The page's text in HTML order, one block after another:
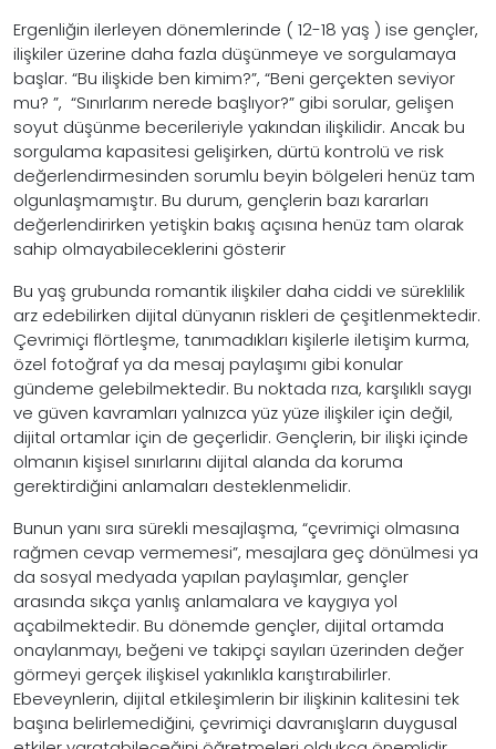
Ergenliğin ilerleyen dönemlerinde ( 12-18 yaş ) ise gençler,
ilişkiler üzerine daha fazla düşünmeye ve sorgulamaya
başlar. “Bu ilişkide ben kimim?”, “Beni gerçekten seviyor
mu? ”, “Sınırlarım nerede başlıyor?” gibi sorular, gelişen
soyut düşünme becerileriyle yakından ilişkilidir. Ancak bu
sorgulama kapasitesi gelişirken, dürtü kontrolü ve risk
değerlendirmesinden sorumlu beyin bölgeleri henüz tam
olgunlaşmamıştır. Bu durum, gençlerin bazı kararları
değerlendirirken yetişkin bakış açısına henüz tam olarak
sahip olmayabileceklerini gösterir
Bu yaş grubunda romantik ilişkiler daha ciddi ve süreklilik
arz edebilirken dijital dünyanın riskleri de çeşitlenmektedir.
Çevrimiçi flörtleşme, tanımadıkları kişilerle iletişim kurma,
özel fotoğraf ya da mesaj paylaşımı gibi konular
gündeme gelebilmektedir. Bu noktada rıza, karşılıklı saygı
ve güven kavramları yalnızca yüz yüze ilişkiler için değil,
dijital ortamlar için de geçerlidir. Gençlerin, bir ilişki içinde
olmanın kişisel sınırlarını dijital alanda da koruma
gerektirdiğini anlamaları desteklenmelidir.
Bunun yanı sıra sürekli mesajlaşma, “çevrimiçi olmasına
rağmen cevap vermemesi”, mesajlara geç dönülmesi ya
da sosyal medyada yapılan paylaşımlar, gençler
arasında sıkça yanlış anlamalara ve kaygıya yol
açabilmektedir. Bu dönemde gençler, dijital ortamda
onaylanmayı, beğeni ve takipçi sayıları üzerinden değer
görmeyi gerçek ilişkisel yakınlıkla karıştırabilirler.
Ebeveynlerin, dijital etkileşimlerin bir ilişkinin kalitesini tek
başına belirlemediğini, çevrimiçi davranışların duygusal